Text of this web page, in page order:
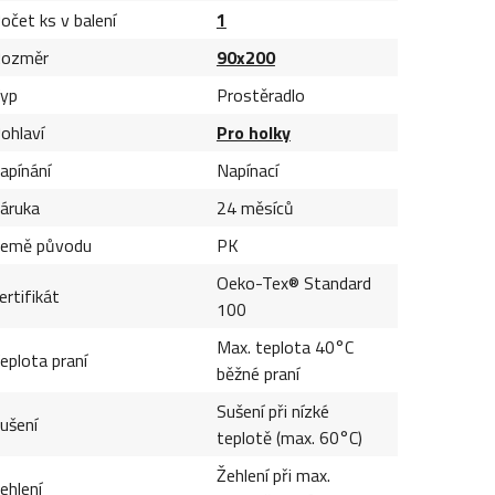
ks v balení
1
90x200
Prostěradlo
Pro holky
Napínací
24 měsíců
původu
PK
Oeko-Tex® Standard
100
praní
Max. teplota 40°C
běžné praní
Sušení při nízké
teplotě (max. 60°C)
Žehlení při max.